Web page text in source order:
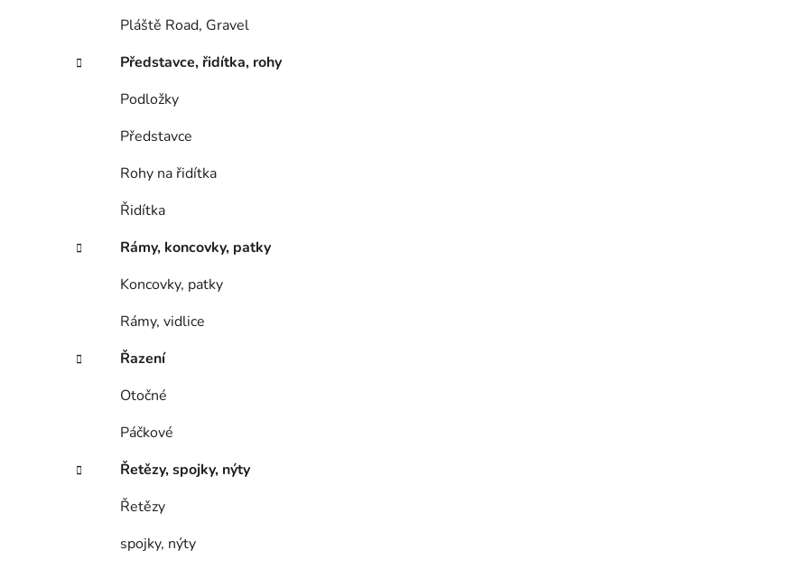
Pláště Road, Gravel
Představce, řidítka, rohy
Podložky
Představce
Rohy na řidítka
Řidítka
Rámy, koncovky, patky
Koncovky, patky
Rámy, vidlice
Řazení
Otočné
Páčkové
Řetězy, spojky, nýty
Řetězy
spojky, nýty